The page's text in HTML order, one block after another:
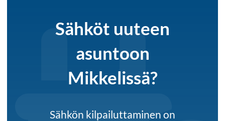
Sähköt uuteen
asuntoon
Mikkelissä?
Sähkön kilpailuttaminen on